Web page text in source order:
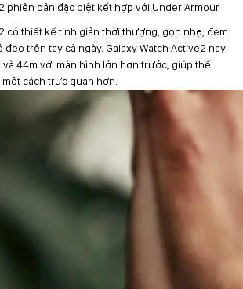
phiên bản đặc biệt kết hợp với Under Armour
có thiết kế tinh giản thời thượng, gọn nhẹ, đem
đeo trên tay cả ngày. Galaxy Watch Active2 nay
và 44m với màn hình lớn hơn trước, giúp thể
cách trực quan hơn.